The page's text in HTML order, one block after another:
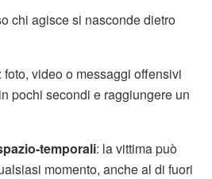
chi agisce si nasconde dietro
: foto, video o messaggi offensivi
pochi secondi e raggiungere un
temporali: la vittima può
momento, anche al di fuori